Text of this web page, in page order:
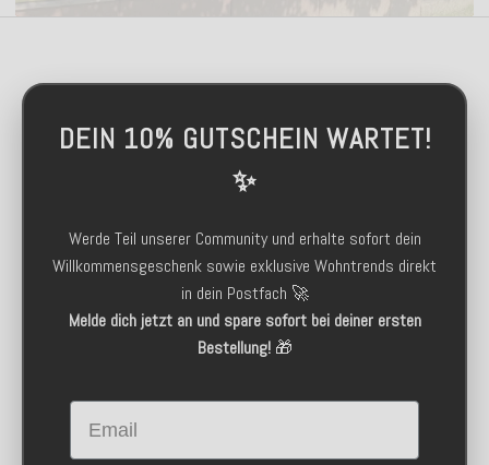
DEIN 10% GUTSCHEIN WARTET!
✨
Werde Teil unserer Community und erhalte sofort dein
Willkommensgeschenk sowie exklusive Wohntrends direkt
in dein Postfach 🚀
Melde dich jetzt an und spare sofort bei deiner ersten
Bestellung!🎁
Email